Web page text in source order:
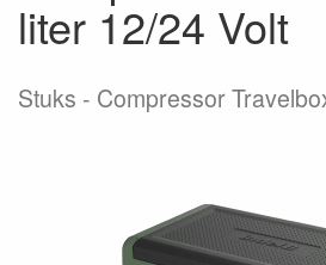
liter 12/24 Volt
Stuks Compressor